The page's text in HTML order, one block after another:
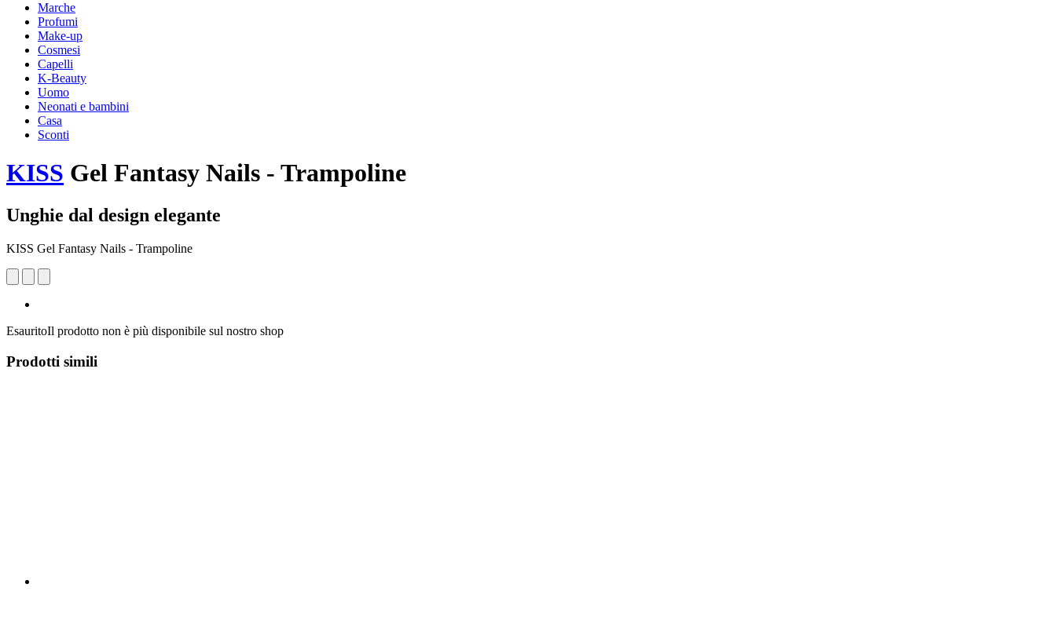
Marche
Profumi
Make-up
Cosmesi
Capelli
K-Beauty
Uomo
Neonati e bambini
Casa
Sconti
KISS Gel Fantasy Nails - Trampoline
Unghie dal design elegante
KISS Gel Fantasy Nails - Trampoline
EsauritoIl prodotto non è più disponibile sul nostro shop
Prodotti simili